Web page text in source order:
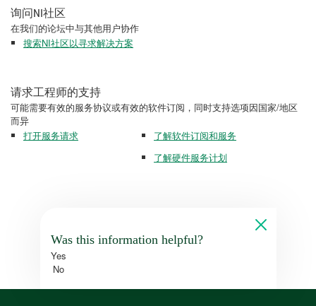
询问NI社区
在我们的论坛中与其他用户协作
搜索NI社区以寻求解决方案
请求工程师的支持
可能需要有效的服务协议或有效的软件订阅，同时支持选项因国家/地区
而异
打开服务请求
了解软件订阅和服务
了解硬件服务计划
Was this information helpful?
Yes
No